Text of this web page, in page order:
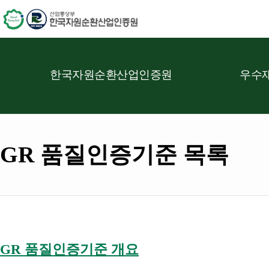
한국자원순환산업인증원 우수
GR 품질인증기준 목록
GR 품질인증기준 개요